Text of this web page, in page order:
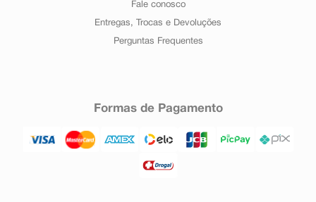
Fale conosco
Entregas, Trocas e Devoluções
Perguntas Frequentes
Formas de Pagamento